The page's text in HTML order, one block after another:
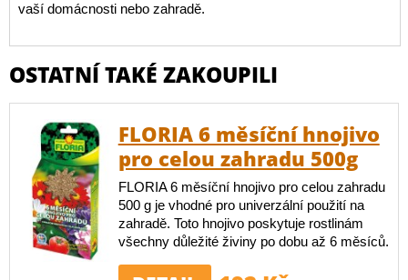
vaší domácnosti nebo zahradě.
OSTATNÍ TAKÉ ZAKOUPILI
FLORIA 6 měsíční hnojivo
pro celou zahradu 500g
FLORIA 6 měsíční hnojivo pro celou zahradu
500 g je vhodné pro univerzální použití na
zahradě. Toto hnojivo poskytuje rostlinám
všechny důležité živiny po dobu až 6 měsíců.